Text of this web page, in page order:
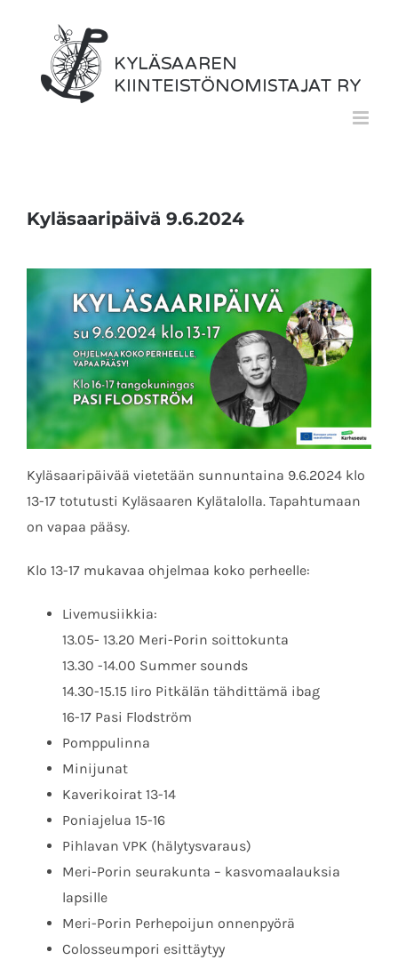
Kyläsaaripäivä 9.6.2024
Kyläsaaripäivää vietetään sunnuntaina 9.6.2024 klo
13-17 totutusti Kyläsaaren Kylätalolla. Tapahtumaan
on vapaa pääsy.
Klo 13-17 mukavaa ohjelmaa koko perheelle:
Livemusiikkia:
13.05- 13.20 Meri-Porin soittokunta
13.30 -14.00 Summer sounds
14.30-15.15 Iiro Pitkälän tähdittämä ibag
16-17 Pasi Flodström
Pomppulinna
Minijunat
Kaverikoirat 13-14
Poniajelua 15-16
Pihlavan VPK (hälytysvaraus)
Meri-Porin seurakunta – kasvomaalauksia
lapsille
Meri-Porin Perhepoijun onnenpyörä
Colosseumpori esittäytyy